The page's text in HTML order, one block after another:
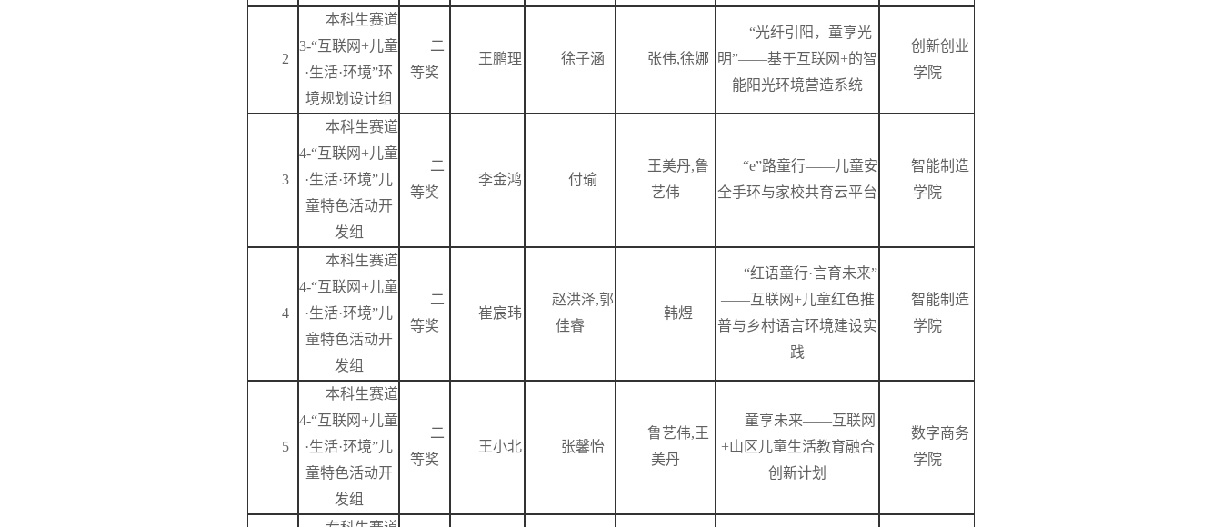
2
本科生赛道
3-“互联网+儿童
·生活·环境”环
境规划设计组
二
等奖
王鹏理 徐子涵 张伟,徐娜
“光纤引阳，童享光
明”——基于互联网+的智
能阳光环境营造系统
创新创业
学院
3
本科生赛道
4-“互联网+儿童
·生活·环境”儿
童特色活动开
发组
二
等奖
李金鸿 付瑜
王美丹,鲁
艺伟
“e”路童行——儿童安
全手环与家校共育云平台
智能制造
学院
4
本科生赛道
4-“互联网+儿童
·生活·环境”儿
童特色活动开
发组
二
等奖
崔宸玮
赵洪泽,郭
佳睿
韩煜
“红语童行·言育未来”
——互联网+儿童红色推
普与乡村语言环境建设实
践
智能制造
学院
5
本科生赛道
4-“互联网+儿童
·生活·环境”儿
童特色活动开
发组
二
等奖
王小北 张馨怡
鲁艺伟,王
美丹
童享未来——互联网
+山区儿童生活教育融合
创新计划
数字商务
学院